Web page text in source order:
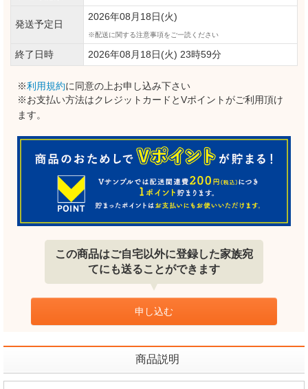
発送予定日
2026年08月18日(火)
配送に関する注意事項をご一読ください
終了日時 2026年08月18日(火) 23時59分
※利用規約に同意の上お申し込み下さい
※お支払い方法はクレジットカードとVポイントがご利用頂け
ます。
この商品はご自宅以外に登録した家族宛
てにも送ることができます
申し込む
商品説明